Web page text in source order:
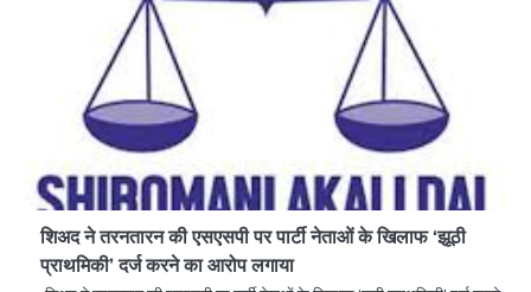
शिअद ने तरनतारन की एसएसपी पर पार्टी नेताओं के खिलाफ ‘झूठी
प्राथमिकी’ दर्ज करने का आरोप लगाया